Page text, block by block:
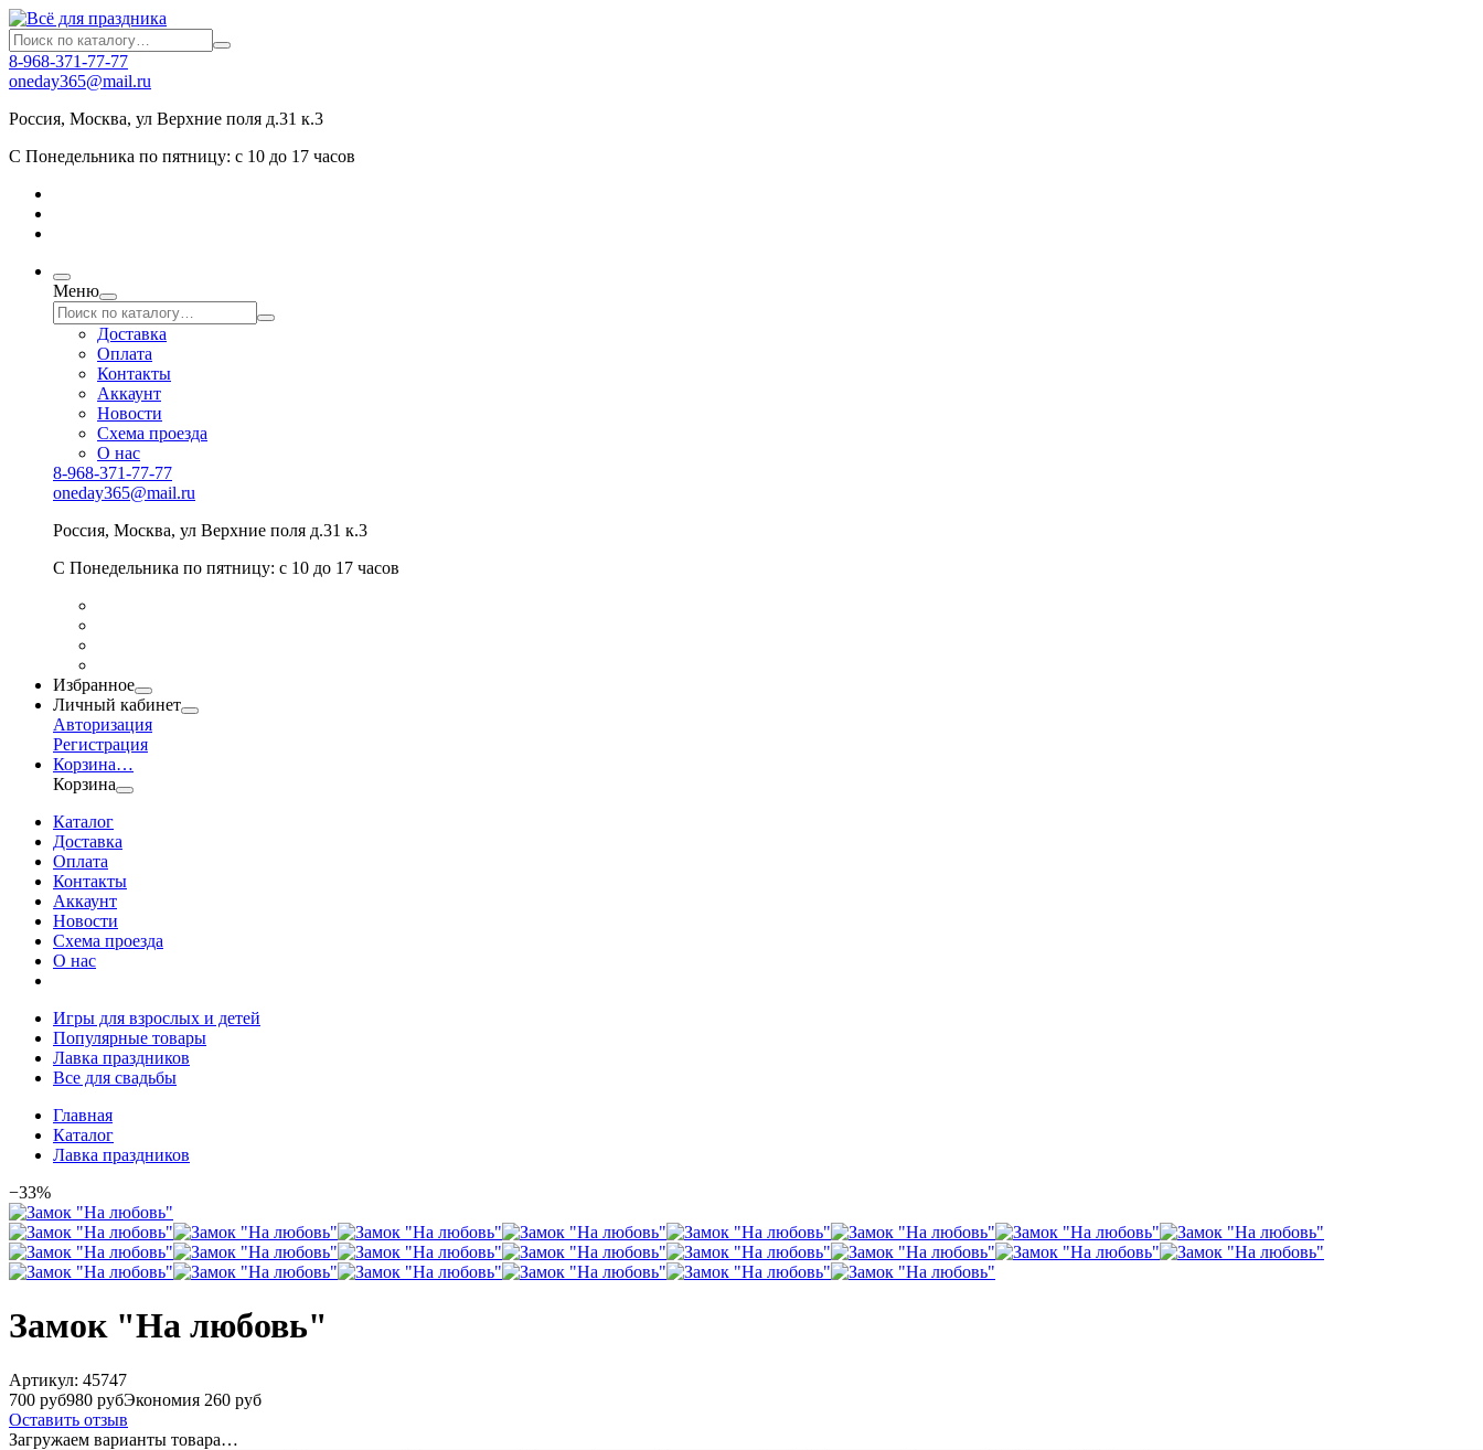
8-968-371-77-77
oneday365@mail.ru
Россия, Москва, ул Верхние поля д.31 к.3
С Понедельника по пятницу: с 10 до 17 часов
Меню
Доставка
Оплата
Контакты
Аккаунт
Новости
Схема проезда
О нас
8-968-371-77-77
oneday365@mail.ru
Россия, Москва, ул Верхние поля д.31 к.3
С Понедельника по пятницу: с 10 до 17 часов
Избранное
Личный кабинет
Авторизация
Регистрация
Корзина…
Корзина
Каталог
Доставка
Оплата
Контакты
Аккаунт
Новости
Схема проезда
О нас
Игры для взрослых и детей
Популярные товары
Лавка праздников
Все для свадьбы
Главная
Каталог
Лавка праздников
−33%
Замок "На любовь"
Артикул: 45747
700 руб980 рубЭкономия 260 руб
Оставить отзыв
Загружаем варианты товара…